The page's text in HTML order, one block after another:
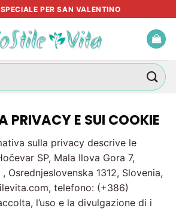
PER SAN VALENTINO
PRIVACY E SUI COOKIE
sulla privacy descrive le
SP, Mala Ilova Gora 7,
Osrednjeslovenska 1312, Slovenia,
telefono: (+386)
l’uso e la divulgazione di i